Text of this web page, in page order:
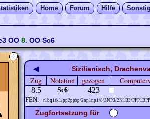
Home Forum Hilfe
OO8. OO Sc6
◀ Sizilianisch,
Zug Notation gezogen
8.5 Sc6 423
FEN: r1bq1rk1/pp2ppbp/2np1np1/8/3NP3/2N1B3/
Zugfortsetzung für